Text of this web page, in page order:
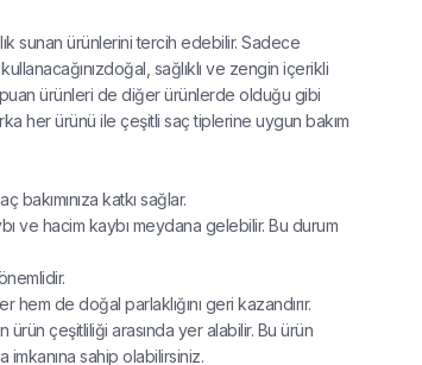
sunan ürünlerini tercih edebilir. Sadece
sağlıklı ve zengin içerikli
ürünleri de diğer ürünlerde olduğu gibi
her ürünü ile çeşitli saç tiplerine uygun bakım
katkı sağlar.
ve hacim kaybı meydana gelebilir. Bu durum
de doğal parlaklığını geri kazandırır.
ürün çeşitliliği arasında yer alabilir. Bu ürün
sahip olabilirsiniz.